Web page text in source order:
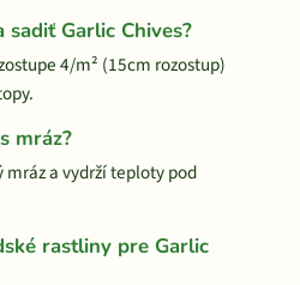
Garlic Chives?
4/m² (15cm rozostup)
mráz?
mráz a vydrží teploty pod
rastliny pre Garlic